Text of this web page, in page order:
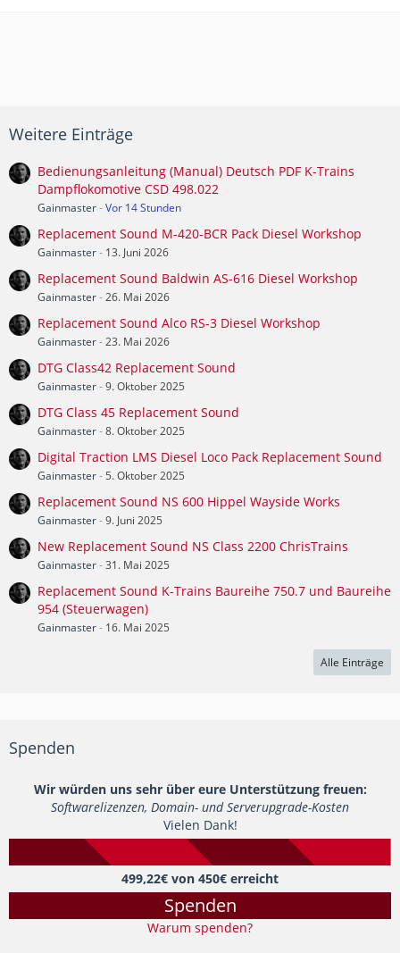
Weitere Einträge
Bedienungsanleitung (Manual) Deutsch PDF K-Trains
Dampflokomotive CSD 498.022
Gainmaster-Vor 14 Stunden
Replacement Sound M-420-BCR Pack Diesel Workshop
Gainmaster- 13. Juni 2026
Replacement Sound Baldwin AS-616 Diesel Workshop
Gainmaster-26. Mai 2026
Replacement Sound Alco RS-3 Diesel Workshop
Gainmaster-23. Mai 2026
DTG Class42 Replacement Sound
Gainmaster-9. Oktober 2025
DTG Class 45 Replacement Sound
Gainmaster-8. Oktober 2025
Digital Traction LMS Diesel Loco Pack Replacement Sound
Gainmaster-5. Oktober 2025
Replacement Sound NS 600 Hippel Wayside Works
Gainmaster-9. Juni 2025
New Replacement Sound NS Class 2200 ChrisTrains
Gainmaster-31. Mai 2025
Replacement Sound K-Trains Baureihe 750.7 und Baureihe
954 (Steuerwagen)
Gainmaster- 16. Mai 2025
Alle Einträge
Spenden
Wir würden uns sehr über eure Unterstützung freuen:
Softwarelizenzen, Domain- und Serverupgrade-Kosten
Vielen Dank!
499,22€ von 450€ erreicht
Spenden
Warum spenden?